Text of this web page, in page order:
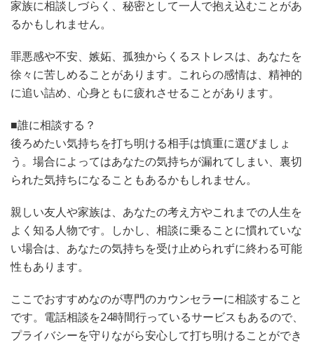
家族に相談しづらく、秘密として一人で抱え込むことがあ
るかもしれません。
罪悪感や不安、嫉妬、孤独からくるストレスは、あなたを
徐々に苦しめることがあります。これらの感情は、精神的
に追い詰め、心身ともに疲れさせることがあります。
■誰に相談する？
後ろめたい気持ちを打ち明ける相手は慎重に選びましょ
う。場合によってはあなたの気持ちが漏れてしまい、裏切
られた気持ちになることもあるかもしれません。
親しい友人や家族は、あなたの考え方やこれまでの人生を
よく知る人物です。しかし、相談に乗ることに慣れていな
い場合は、あなたの気持ちを受け止められずに終わる可能
性もあります。
ここでおすすめなのが専門のカウンセラーに相談すること
です。電話相談を24時間行っているサービスもあるので、
プライバシーを守りながら安心して打ち明けることができ